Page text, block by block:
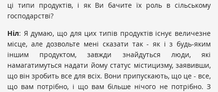
ці типи продуктів, і як Ви бачите їх роль в сільському
господарстві?
Ніл: Я думаю, що для цих типів продуктів існує величезне
місце, але дозвольте мені сказати так - як і з будь-яким
іншим продуктом, завжди знайдуться люди, які
намагатимуться надати йому статус містицизму, заявивши,
що він зробить все для всіх. Вони припускають, що це - все,
що вам потрібно, і що вам більше нічого не потрібно. З